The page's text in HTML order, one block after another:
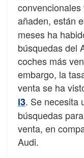
añaden, están
meses ha
búsquedas del
coches más
embargo, la
venta se ha
i3. Se necesita
búsquedas
venta, en
Audi.